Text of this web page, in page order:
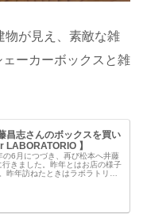
物が見え、素敵な雑
ーカーボックスと雑
昌志さんのボックスを買い
LABORATORIO 】
6月につづき、再び松本へ井藤
きました。昨年とはお店の様子
昨年訪ねたときはラボラトリオ